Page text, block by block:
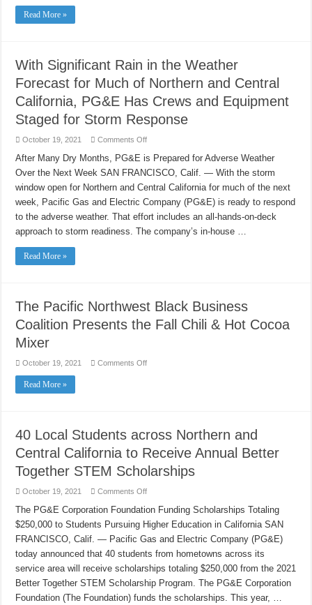
Read More »
With Significant Rain in the Weather
Forecast for Much of Northern and Central
California, PG&E Has Crews and Equipment
Staged for Storm Response
October 19, 2021 Comments Offon
Significant
Rain
in
Weather
Forecast
for
Much
of
Northern
Staged
Storm
Response
After Many Dry Months, PG&E is Prepared for Adverse Weather
Over the Next Week SAN FRANCISCO, Calif. — With the storm
window open for Northern and Central California for much of the next
week, Pacific Gas and Electric Company (PG&E) is ready to respond
to the adverse weather. That effort includes an all-hands-on-deck
approach to storm readiness. The company’s in-house …
Read More »
The Pacific Northwest Black Business
Coalition Presents the Fall Chili & Hot Cocoa
Mixer
October 19, 2021 Comments Offon
Fall
&
Cocoa
Read More »
40 Local Students across Northern and
Central California to Receive Annual Better
Together STEM Scholarships
October 19, 2021 Comments Offon
Local
Students
across
Northern
and
Central
California
to
Receive
Annual
Better
Together
The PG&E Corporation Foundation Funding Scholarships Totaling
$250,000 to Students Pursuing Higher Education in California SAN
FRANCISCO, Calif. — Pacific Gas and Electric Company (PG&E)
today announced that 40 students from hometowns across its
service area will receive scholarships totaling $250,000 from the 2021
Better Together STEM Scholarship Program. The PG&E Corporation
Foundation (The Foundation) funds the scholarships. This year, …